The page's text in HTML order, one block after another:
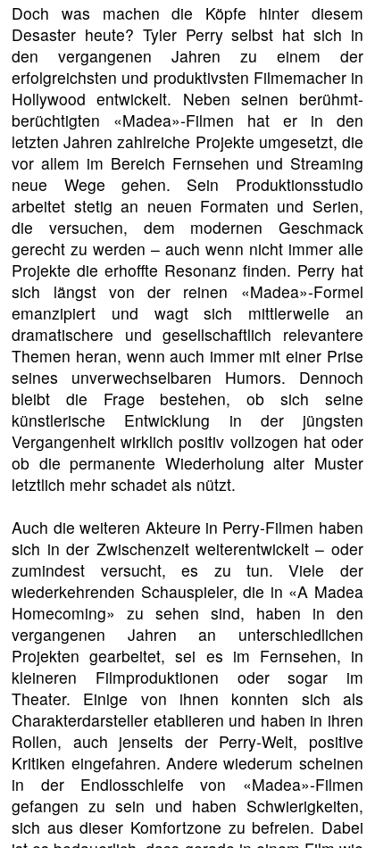
Doch was machen die Köpfe hinter diesem
Desaster heute? Tyler Perry selbst hat sich in
den vergangenen Jahren zu einem der
erfolgreichsten und produktivsten Filmemacher in
Hollywood entwickelt. Neben seinen berühmt-
berüchtigten «Madea»-Filmen hat er in den
letzten Jahren zahlreiche Projekte umgesetzt, die
vor allem im Bereich Fernsehen und Streaming
neue Wege gehen. Sein Produktionsstudio
arbeitet stetig an neuen Formaten und Serien,
die versuchen, dem modernen Geschmack
gerecht zu werden – auch wenn nicht immer alle
Projekte die erhoffte Resonanz finden. Perry hat
sich längst von der reinen «Madea»-Formel
emanzipiert und wagt sich mittlerweile an
dramatischere und gesellschaftlich relevantere
Themen heran, wenn auch immer mit einer Prise
seines unverwechselbaren Humors. Dennoch
bleibt die Frage bestehen, ob sich seine
künstlerische Entwicklung in der jüngsten
Vergangenheit wirklich positiv vollzogen hat oder
ob die permanente Wiederholung alter Muster
letztlich mehr schadet als nützt.
Auch die weiteren Akteure in Perry-Filmen haben
sich in der Zwischenzeit weiterentwickelt – oder
zumindest versucht, es zu tun. Viele der
wiederkehrenden Schauspieler, die in «A Madea
Homecoming» zu sehen sind, haben in den
vergangenen Jahren an unterschiedlichen
Projekten gearbeitet, sei es im Fernsehen, in
kleineren Filmproduktionen oder sogar im
Theater. Einige von ihnen konnten sich als
Charakterdarsteller etablieren und haben in ihren
Rollen, auch jenseits der Perry-Welt, positive
Kritiken eingefahren. Andere wiederum scheinen
in der Endlosschleife von «Madea»-Filmen
gefangen zu sein und haben Schwierigkeiten,
sich aus dieser Komfortzone zu befreien. Dabei